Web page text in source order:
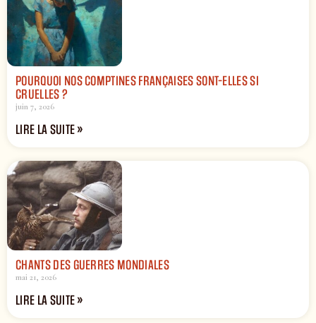
POURQUOI NOS COMPTINES FRANÇAISES SONT-ELLES SI
CRUELLES ?
juin 7, 2026
LIRE LA SUITE »
CHANTS DES GUERRES MONDIALES
mai 21, 2026
LIRE LA SUITE »